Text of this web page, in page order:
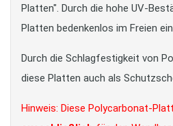
Platten". Durch die hohe UV-
Platten bedenkenlos im Freien
Durch die Schlagfestigkeit von
diese Platten auch als
Hinweis: Diese Polycarbonat-